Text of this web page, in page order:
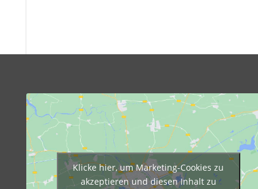
Klicke hier, um Marketing-Cookies zu
akzeptieren und diesen Inhalt zu